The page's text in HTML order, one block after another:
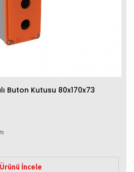
Buton Kutusu 80x170x73
Ürünü İncele